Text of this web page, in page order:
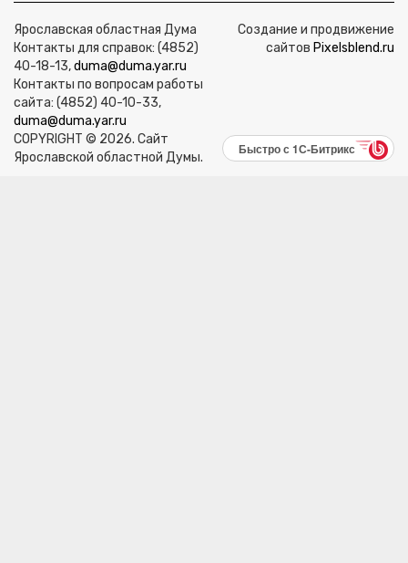
Ярославская областная Дума
Контакты для справок: (4852)
40-18-13,duma@duma.yar.ru
Контакты по вопросам работы
сайта: (4852) 40-10-33,
duma@duma.yar.ru
COPYRIGHT © 2026. Сайт
Ярославской областной Думы.
Создание и продвижение
сайтов Pixelsblend.ru
Быстро с 1С-Битрикс